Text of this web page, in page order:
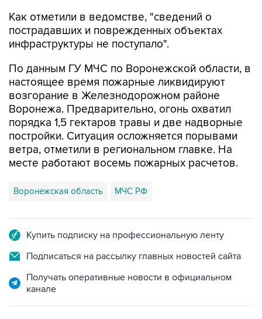
Как отметили в ведомстве, "сведений о
пострадавших и поврежденных объектах
инфраструктуры не поступало".
По данным ГУ МЧС по Воронежской области, в
настоящее время пожарные ликвидируют
возгорание в Железнодорожном районе
Воронежа. Предварительно, огонь охватил
порядка 1,5 гектаров травы и две надворные
постройки. Ситуация осложняется порывами
ветра, отметили в региональном главке. На
месте работают восемь пожарных расчетов.
Воронежская область МЧС РФ
Купить подписку на профессиональную ленту
Подписаться на рассылку главных новостей сайта
Получать оперативные новости в официальном
канале